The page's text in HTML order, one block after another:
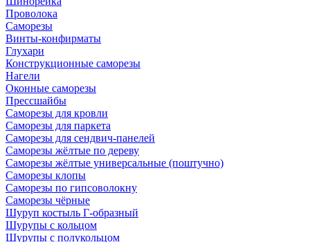
Проволока
Саморезы
Винты-конфирматы
Глухари
Конструкционные саморезы
Нагели
Оконные саморезы
Прессшайбы
Саморезы для кровли
Саморезы для паркета
Саморезы для сендвич-панелей
Саморезы жёлтые по дереву
Саморезы жёлтые универсальные (поштучно)
Саморезы клопы
Саморезы по гипсоволокну
Саморезы чёрные
Шуруп костыль Г-образный
Шурупы с кольцом
Шурупы с полукольцом